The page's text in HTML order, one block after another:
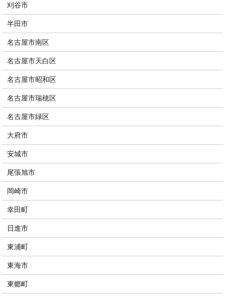
刈谷市
半田市
名古屋市南区
名古屋市天白区
名古屋市昭和区
名古屋市瑞穂区
名古屋市緑区
大府市
安城市
尾張旭市
岡崎市
幸田町
日進市
東浦町
東海市
東郷町